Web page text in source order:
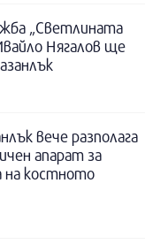
„Светлината
Нягалов ще
вече разполага
апарат за
на костното